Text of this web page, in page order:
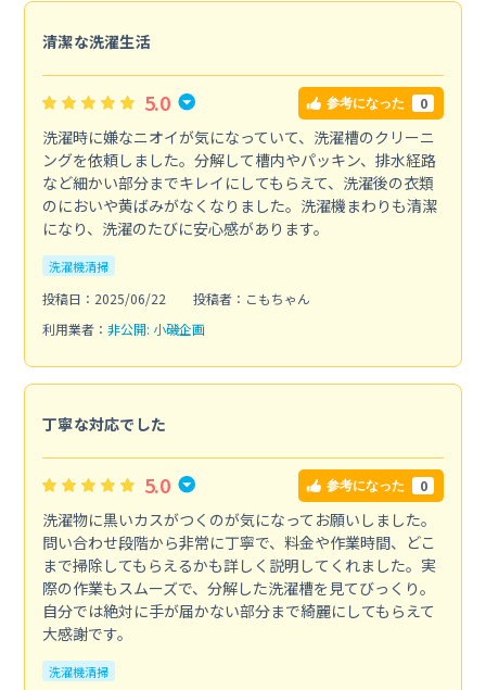
清潔な洗濯生活
5.0 参考になった 0
洗濯時に嫌なニオイが気になっていて、洗濯槽のクリーニ
ングを依頼しました。分解して槽内やパッキン、排水経路
など細かい部分までキレイにしてもらえて、洗濯後の衣類
のにおいや黄ばみがなくなりました。洗濯機まわりも清潔
になり、洗濯のたびに安心感があります。
洗濯機清掃
投稿日：2025/06/22
投稿者：こもちゃん
利用業者： 非公開: 小磯企画
丁寧な対応でした
5.0 参考になった 0
洗濯物に黒いカスがつくのが気になってお願いしました。
問い合わせ段階から非常に丁寧で、料金や作業時間、どこ
まで掃除してもらえるかも詳しく説明してくれました。実
際の作業もスムーズで、分解した洗濯槽を見てびっくり。
自分では絶対に手が届かない部分まで綺麗にしてもらえて
大感謝です。
洗濯機清掃